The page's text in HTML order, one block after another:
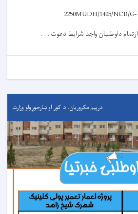
MUDH/1405/NCB/G-
2250
ازتمام داوطلبان واجد شرایط دعوت . . .
درېيم مکروریان، د کور او ښارجوړولو وزارت